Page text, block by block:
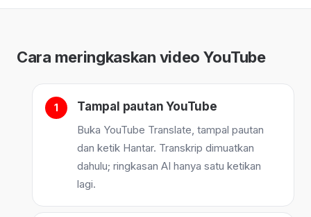
Cara meringkaskan video YouTube
Tampal pautan YouTube
Buka YouTube Translate, tampal pautan
dan ketik Hantar. Transkrip dimuatkan
dahulu; ringkasan AI hanya satu ketikan
lagi.